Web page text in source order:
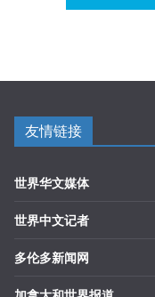
友情链接
世界华文媒体
世界中文记者
多伦多新闻网